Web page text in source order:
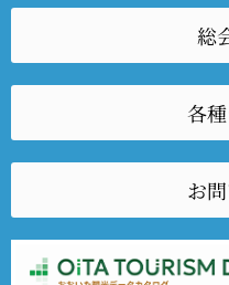
総
各
お